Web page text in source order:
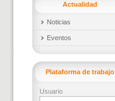
Actualidad
Noticias
Eventos
Plataforma de trabajo
Usuario